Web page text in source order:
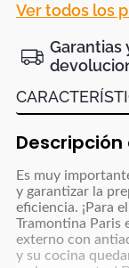
Ver todos los
Garantias
Es muy
y garantizar la
eficiencia. ¡Para
Tramontina Paris
externo con
y su cocina